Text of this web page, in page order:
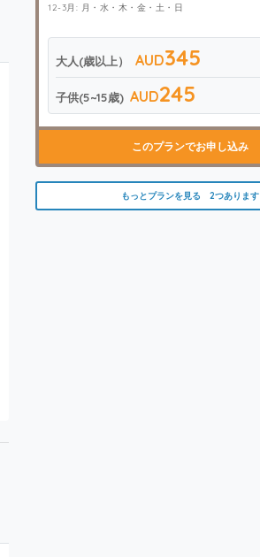
12-3月: 月・水・木・金・土・日
大人(歳以上） AUD345
子供(5~15歳) AUD245
このプランでお申し込み
もっとプランを見る 2つあります